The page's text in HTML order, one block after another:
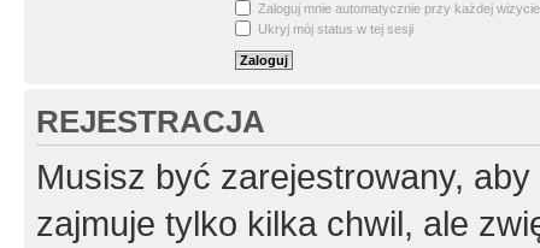
Zaloguj mnie automatycznie przy każdej wizycie
Ukryj mój status w tej sesji
REJESTRACJA
Musisz być zarejestrowany,
zajmuje tylko kilka chwil, ale